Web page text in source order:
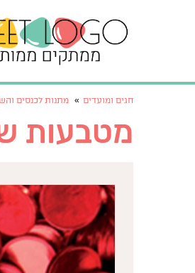
חגים ומועדים » מתנות לכנסים
מטבעות